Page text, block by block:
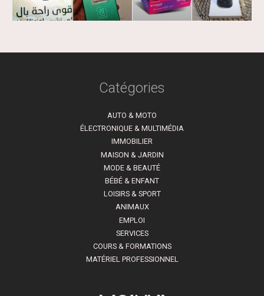
Catégories
AUTO & MOTO
ÉLECTRONIQUE & MULTIMÉDIA
IMMOBILIER
MAISON & JARDIN
MODE & BEAUTÉ
BÉBÉ & ENFANT
LOISIRS & SPORT
ANIMAUX
EMPLOI
SERVICES
COURS & FORMATIONS
MATÉRIEL PROFESSIONNEL